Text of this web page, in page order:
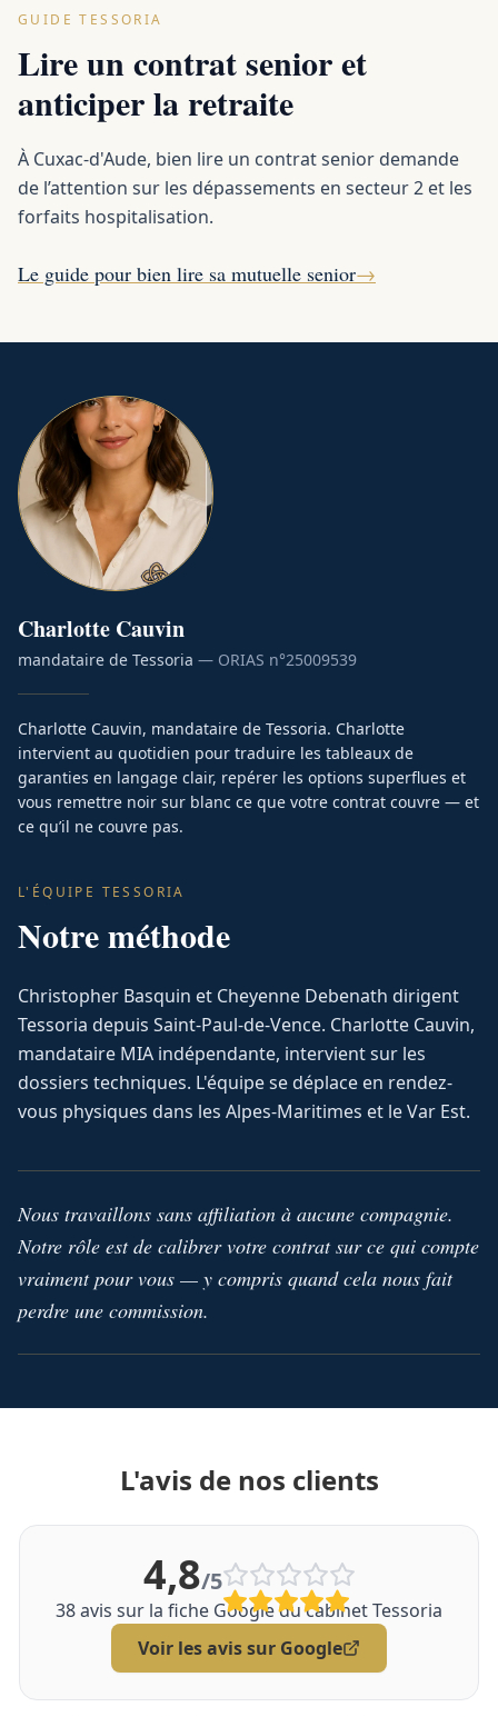
GUIDE TESSORIA
Lire un contrat senior et
anticiper la retraite
À Cuxac-d'Aude, bien lire un contrat senior demande
de l’attention sur les dépassements en secteur 2 et les
forfaits hospitalisation.
Le guide pour bien lire sa mutuelle senior→
Charlotte Cauvin
mandataire de Tessoria — ORIAS n°25009539
Charlotte Cauvin, mandataire de Tessoria. Charlotte
intervient au quotidien pour traduire les tableaux de
garanties en langage clair, repérer les options superflues et
vous remettre noir sur blanc ce que votre contrat couvre — et
ce qu’il ne couvre pas.
L'ÉQUIPE TESSORIA
Notre méthode
Christopher Basquin et Cheyenne Debenath dirigent
Tessoria depuis Saint-Paul-de-Vence. Charlotte Cauvin,
mandataire MIA indépendante, intervient sur les
dossiers techniques. L'équipe se déplace en rendez-
vous physiques dans les Alpes-Maritimes et le Var Est.
Nous travaillons sans affiliation à aucune compagnie.
Notre rôle est de calibrer votre contrat sur ce qui compte
vraiment pour vous — y compris quand cela nous fait
perdre une commission.
L'avis de nos clients
4,8/5
38avis sur la fiche Google du cabinet Tessoria
Voir les avis sur Google